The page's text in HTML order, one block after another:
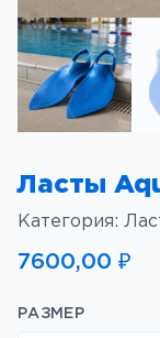
Ласты
Категория:
7600,00 ₽
РАЗМЕР